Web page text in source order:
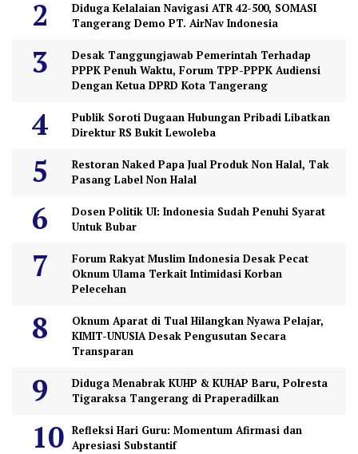
Diduga Kelalaian Navigasi ATR 42-500, SOMASI
Tangerang Demo PT. AirNav Indonesia
Desak Tanggungjawab Pemerintah Terhadap
PPPK Penuh Waktu, Forum TPP-PPPK Audiensi
Dengan Ketua DPRD Kota Tangerang
Publik Soroti Dugaan Hubungan Pribadi Libatkan
Direktur RS Bukit Lewoleba
Restoran Naked Papa Jual Produk Non Halal, Tak
Pasang Label Non Halal
Dosen Politik UI: Indonesia Sudah Penuhi Syarat
Untuk Bubar
Forum Rakyat Muslim Indonesia Desak Pecat
Oknum Ulama Terkait Intimidasi Korban
Pelecehan
Oknum Aparat di Tual Hilangkan Nyawa Pelajar,
KIMIT-UNUSIA Desak Pengusutan Secara
Transparan
Diduga Menabrak KUHP & KUHAP Baru, Polresta
Tigaraksa Tangerang di Praperadilkan
Refleksi Hari Guru: Momentum Afirmasi dan
Apresiasi Substantif